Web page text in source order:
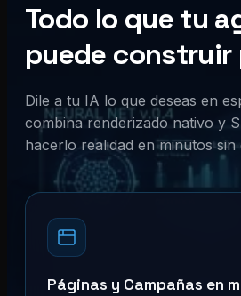
Todo lo que tu
puede construir
Dile a tu IA lo que deseas en
combina renderizado nativo y
hacerlo realidad en minutos sin
Páginas y Campañas en